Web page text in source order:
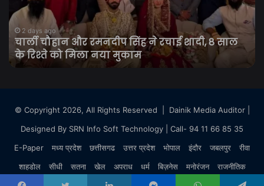
रचाई
शादी,
साल
के
मिला
मुकाम
2 days ago
चार्ली चौहान और रमनदीप सिंह ने रचाई शादी, 8 साल
के रिश्ते को मिला नया मुकाम
को
© Copyright 2026, All Rights Reserved | Dainik Media Auditor|
Designed By SRN Info Soft Technology | Call- 94 11 66 85 35
E-Paper
मध्य प्रदेश छत्तीसगढ उत्तर प्रदेश भोपाल इंदौर जबलपुर
रीवा
शाहडोल
सीधी सतना खेल अपराध धर्म बिज़नेस मनोरंजन
राजनीतिक